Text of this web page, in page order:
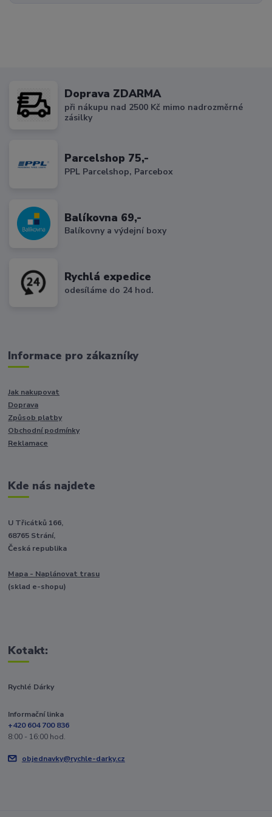
Doprava ZDARMA
při nákupu nad 2500 Kč mimo nadrozměrné
zásilky
Parcelshop 75,-
PPL Parcelshop, Parcebox
Balíkovna 69,-
Balíkovny a výdejní boxy
Rychlá expedice
odesíláme do 24 hod.
Informace pro zákazníky
Jak nakupovat
Doprava
Způsob platby
Obchodní podmínky
Reklamace
Kde nás najdete
U Třicátků 166,
68765 Strání,
Česká republika
Mapa - Naplánovat trasu
(sklad e-shopu)
Kotakt:
Rychlé Dárky
Informační linka
+420 604 700 836
8:00 - 16:00 hod.
objednavky@rychle-darky.cz